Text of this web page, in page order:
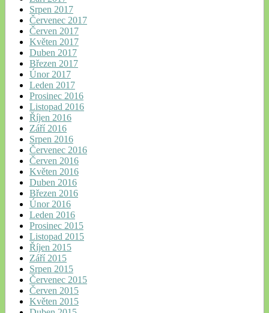
Srpen 2017
Červenec 2017
Červen 2017
Květen 2017
Duben 2017
Březen 2017
Únor 2017
Leden 2017
Prosinec 2016
Listopad 2016
Říjen 2016
Září 2016
Srpen 2016
Červenec 2016
Červen 2016
Květen 2016
Duben 2016
Březen 2016
Únor 2016
Leden 2016
Prosinec 2015
Listopad 2015
Říjen 2015
Září 2015
Srpen 2015
Červenec 2015
Červen 2015
Květen 2015